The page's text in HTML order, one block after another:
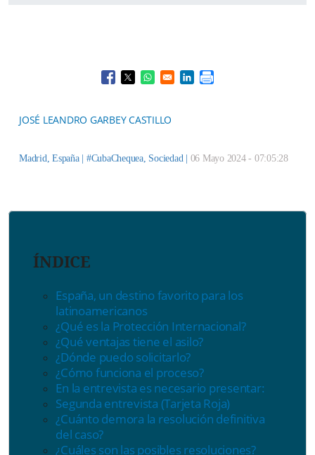
Opens in a new window
Opens in a new window
Opens in a new window
Opens in a new window
JOSÉ LEANDRO GARBEY CASTILLO
#CubaChequea, Sociedad 06 Mayo 2024 - 07:05:28
ÍNDICE
España, un destino favorito para los
latinoamericanos
¿Qué es la Protección Internacional?
¿Qué ventajas tiene el asilo?
¿Dónde puedo solicitarlo?
¿Cómo funciona el proceso?
En la entrevista es necesario presentar:
Segunda entrevista (Tarjeta Roja)
¿Cuánto demora la resolución definitiva
del caso?
¿Cuáles son las posibles resoluciones?